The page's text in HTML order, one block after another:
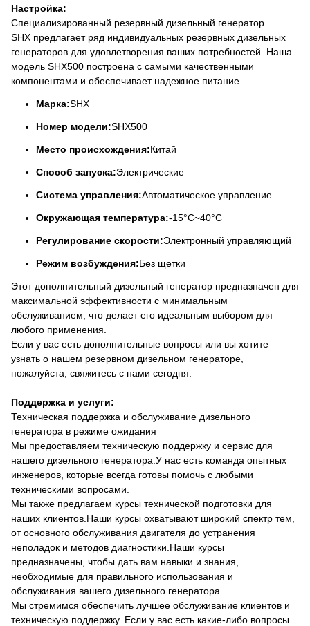
Настройка:
Специализированный резервный дизельный генератор
SHX предлагает ряд индивидуальных резервных дизельных
генераторов для удовлетворения ваших потребностей. Наша
модель SHX500 построена с самыми качественными
компонентами и обеспечивает надежное питание.
Марка:SHX
Номер модели:SHX500
Место происхождения:Китай
Способ запуска:Электрические
Система управления:Автоматическое управление
Окружающая температура:-15°C~40°C
Регулирование скорости:Электронный управляющий
Режим возбуждения:Без щетки
Этот дополнительный дизельный генератор предназначен для
максимальной эффективности с минимальным
обслуживанием, что делает его идеальным выбором для
любого применения.
Если у вас есть дополнительные вопросы или вы хотите
узнать о нашем резервном дизельном генераторе,
пожалуйста, свяжитесь с нами сегодня.
Поддержка и услуги:
Техническая поддержка и обслуживание дизельного
генератора в режиме ожидания
Мы предоставляем техническую поддержку и сервис для
нашего дизельного генератора.У нас есть команда опытных
инженеров, которые всегда готовы помочь с любыми
техническими вопросами.
Мы также предлагаем курсы технической подготовки для
наших клиентов.Наши курсы охватывают широкий спектр тем,
от основного обслуживания двигателя до устранения
неполадок и методов диагностики.Наши курсы
предназначены, чтобы дать вам навыки и знания,
необходимые для правильного использования и
обслуживания вашего дизельного генератора.
Мы стремимся обеспечить лучшее обслуживание клиентов и
техническую поддержку. Если у вас есть какие-либо вопросы